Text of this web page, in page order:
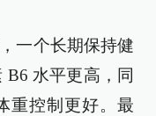
一个长期保持健
B6 水平更高，同
重控制更好。最